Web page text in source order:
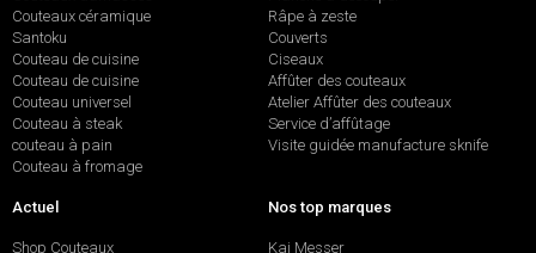
Couteaux céramique
Santoku
Couteau de cuisine
Couteau de cuisine
Couteau universel
Couteau à steak
couteau à pain
Couteau à fromage
Râpe à zeste
Couverts
Ciseaux
Affûter des couteaux
Atelier Affûter des couteaux
Service d’affûtage
Visite guidée manufacture sknife
Actuel
Shop Couteaux
Nos top marques
Kai Messer